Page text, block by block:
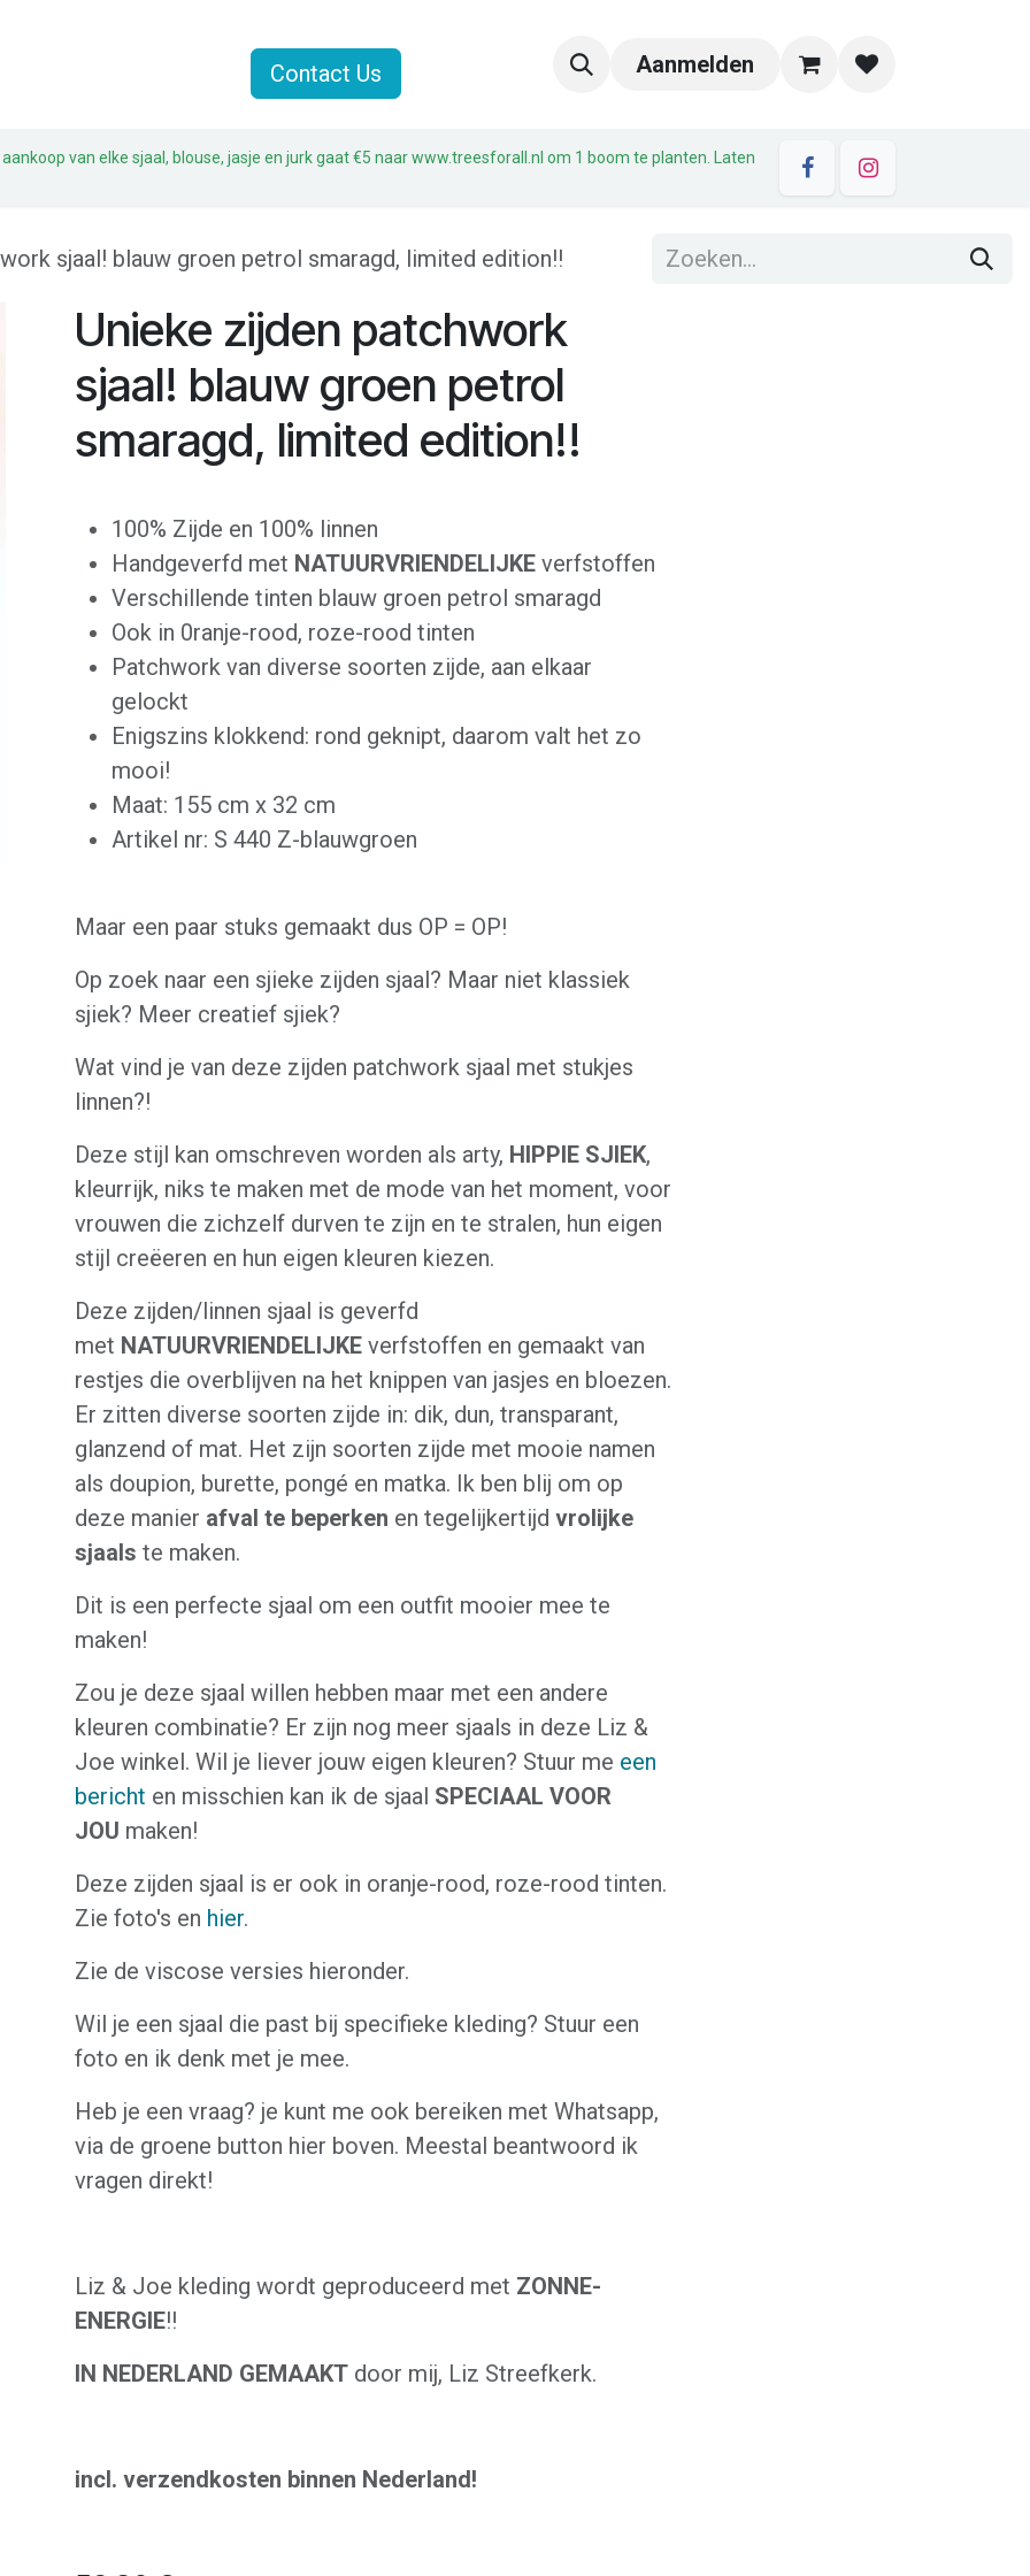
Contact Us Aanmelden
van elke sjaal, blouse, jasje en jurk gaat €5 naar www.treesforall.nl om 1 boom te planten. Laten
sjaal! blauw groen petrol smaragd, limited edition!!
Unieke zijden patchwork
sjaal! blauw groen petrol
smaragd, limited edition!!
100% Zijde en 100% linnen
Handgeverfd met NATUURVRIENDELIJKEverfstoffen
Verschillende tinten blauw groen petrol smaragd
Ook in 0ranje-rood, roze-rood tinten
Patchwork van diverse soorten zijde, aan elkaar
gelockt
Enigszins klokkend: rond geknipt, daarom valt het zo
mooi!
Maat: 155 cm x 32 cm
Artikel nr: S 440 Z-blauwgroen
Maar een paar stuks gemaakt dus OP = OP!
Op zoek naar een sjieke zijden sjaal? Maar niet klassiek
sjiek? Meer creatief sjiek?
Wat vind je van deze zijden patchwork sjaal met stukjes
linnen?!
Deze stijl kan omschreven worden als arty, HIPPIE SJIEK,
kleurrijk, niks te maken met de mode van het moment, voor
vrouwen die zichzelf durven te zijn en te stralen, hun eigen
stijl creëeren en hun eigen kleuren kiezen.
Deze zijden/linnen sjaal is geverfd
met NATUURVRIENDELIJKEverfstoffen en gemaakt van
restjes die overblijven na het knippen van jasjes en bloezen.
Er zitten diverse soorten zijde in: dik, dun, transparant,
glanzend of mat. Het zijn soorten zijde met mooie namen
als doupion, burette, pongé en matka. Ik ben blij om op
deze manier afval te beperken en tegelijkertijd vrolijke
sjaals te maken.
Dit is een perfecte sjaal om een outfit mooier mee te
maken!
Zou je deze sjaal willen hebben maar met een andere
kleuren combinatie? Er zijn nog meer sjaals in deze Liz &
Joe winkel. Wil je liever jouw eigen kleuren? Stuur me een
bericht en misschien kan ik de sjaal SPECIAAL VOOR
JOU maken!
Deze zijden sjaal is er ook in oranje-rood, roze-rood tinten.
Zie foto's en hier.
Zie de viscose versies hieronder.
Wil je een sjaal die past bij specifieke kleding? Stuur een
foto en ik denk met je mee.
Heb je een vraag? je kunt me ook bereiken met Whatsapp,
via de groene button hier boven. Meestal beantwoord ik
vragen direkt!
Liz & Joe kleding wordt geproduceerd met ZONNE-
ENERGIE!!
IN NEDERLAND GEMAAKTdoor mij, Liz Streefkerk.
incl. verzendkosten binnen Nederland!